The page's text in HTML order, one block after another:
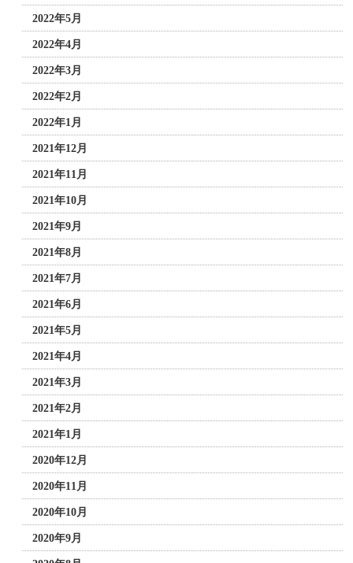
2022年5月
2022年4月
2022年3月
2022年2月
2022年1月
2021年12月
2021年11月
2021年10月
2021年9月
2021年8月
2021年7月
2021年6月
2021年5月
2021年4月
2021年3月
2021年2月
2021年1月
2020年12月
2020年11月
2020年10月
2020年9月